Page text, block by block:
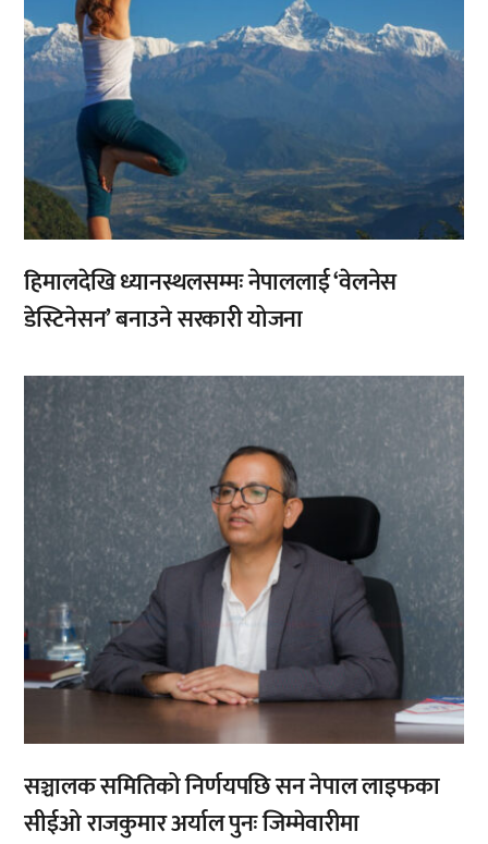
हिमालदेखि ध्यानस्थलसम्मः नेपाललाई ‘वेलनेस
डेस्टिनेसन’ बनाउने सरकारी योजना
सञ्चालक समितिको निर्णयपछि सन नेपाल लाइफका
सीईओ राजकुमार अर्याल पुनः जिम्मेवारीमा